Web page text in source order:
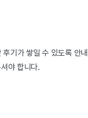
후기가 쌓일 수 있도록 안
야 합니다.